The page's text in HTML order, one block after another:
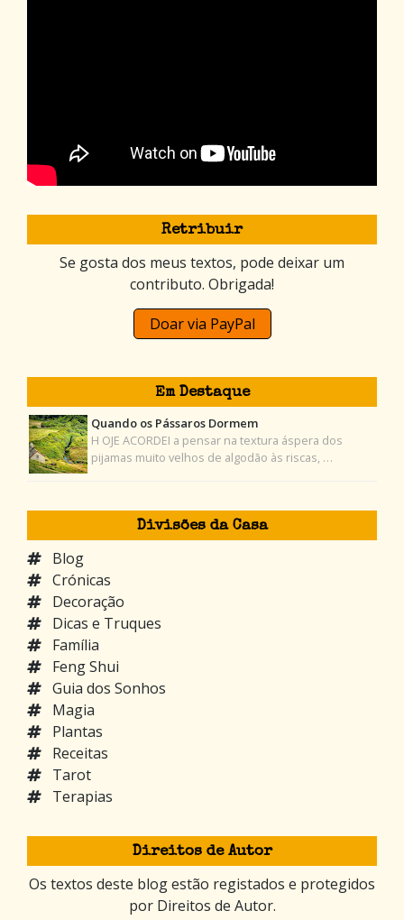
Retribuir
Se gosta dos meus textos, pode deixar um
contributo. Obrigada!
Doar via PayPal
Em Destaque
Quando os Pássaros Dormem
H OJE ACORDEI a pensar na textura áspera dos
pijamas muito velhos de algodão às riscas, …
Divisões da Casa
Blog
Crónicas
Decoração
Dicas e Truques
Família
Feng Shui
Guia dos Sonhos
Magia
Plantas
Receitas
Tarot
Terapias
Direitos de Autor
Os textos deste blog estão registados e protegidos
por Direitos de Autor.